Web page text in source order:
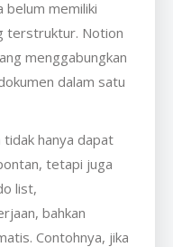
belum memiliki
terstruktur. Notion
menggabungkan
dalam satu
hanya dapat
tetapi juga
list,
bahkan
Contohnya, jika